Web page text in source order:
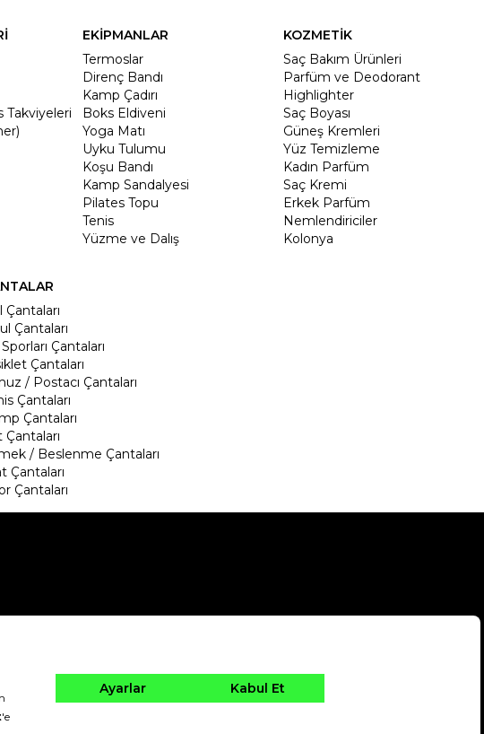
Takviyeleri
EKİPMANLAR
Termoslar
Direnç Bandı
Kamp Çadırı
Boks Eldiveni
Yoga Matı
Uyku Tulumu
Koşu Bandı
Kamp Sandalyesi
Pilates Topu
Tenis
Yüzme ve Dalış
KOZMETİK
Saç Bakım Ürünleri
Parfüm ve Deodorant
Highlighter
Saç Boyası
Güneş Kremleri
Yüz Temizleme
Kadın Parfüm
Saç Kremi
Erkek Parfüm
Nemlendiriciler
Kolonya
Çantaları
Çantaları
Çantaları
Çantaları
/ Postacı Çantaları
Çantaları
Çantaları
Çantaları
/ Beslenme Çantaları
Çantaları
Çantaları